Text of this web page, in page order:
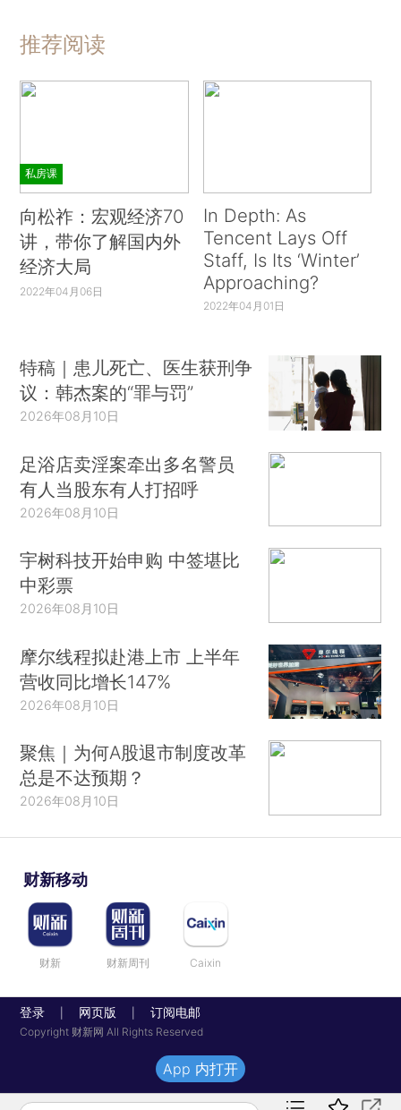
推荐阅读
私房课
向松祚：宏观经济70
讲，带你了解国内外
经济大局
2022年04月06日
In Depth: As
Tencent Lays Off
Staff, Is Its ‘Winter’
Approaching?
2022年04月01日
特稿｜患儿死亡、医生获刑争
议：韩杰案的“罪与罚”
2026年08月10日
足浴店卖淫案牵出多名警员
有人当股东有人打招呼
2026年08月10日
宇树科技开始申购 中签堪比
中彩票
2026年08月10日
摩尔线程拟赴港上市 上半年
营收同比增长147%
2026年08月10日
聚焦｜为何A股退市制度改革
总是不达预期？
2026年08月10日
财新移动
财新 财新周刊 Caixin
登录 网页版 订阅电邮
Copyright 财新网 All Rights Reserved
App 内打开